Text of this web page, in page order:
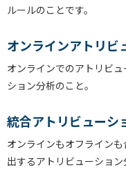
ルールのことです。
オンラインアトリビ
オンラインでのアトリビ
ション分析のこと。
統合アトリビューシ
オンラインもオフライン
出するアトリビューション